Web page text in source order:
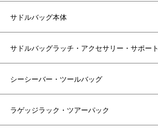
サドルバッグ本体
サドルバッグラッチ・アクセサリー・サポート
シーシーバー・ツールバッグ
ラゲッジラック・ツアーパック